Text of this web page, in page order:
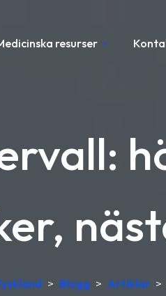
resurser
> Blogg > Artiklar >